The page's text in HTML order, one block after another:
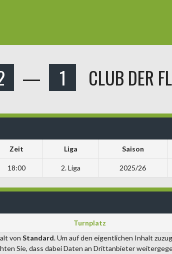
— 1 CLUB DER
Zeit Liga Saison
18:00 2. Liga 2025/26
Turnplatz
von Standard. Um auf den eigentlichen Inhalt
Sie, dass dabei Daten an Drittanbieter